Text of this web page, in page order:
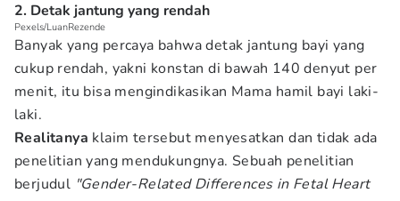
2. Detak jantung yang rendah
Pexels/LuanRezende
Banyak yang percaya bahwa detak jantung bayi yang
cukup rendah, yakni konstan di bawah 140 denyut per
menit, itu bisa mengindikasikan Mama hamil bayi laki-
laki.
Realitanya klaim tersebut menyesatkan dan tidak ada
penelitian yang mendukungnya. Sebuah penelitian
berjudul "Gender-Related Differences in Fetal Heart